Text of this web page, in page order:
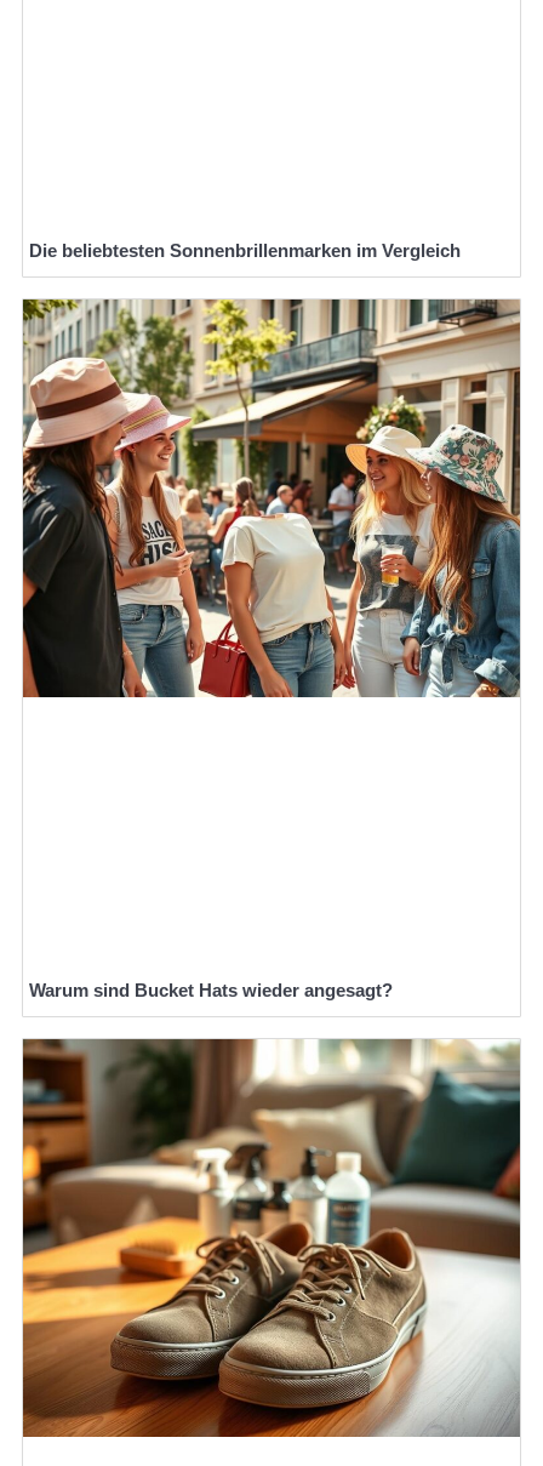
Die beliebtesten Sonnenbrillenmarken im Vergleich
Warum sind Bucket Hats wieder angesagt?